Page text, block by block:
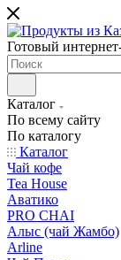
Готовый
Каталог
По всему сайту
По каталогу
Каталог
Чай кофе
Tea House
Аватико
PRO CHAI
Алыс (чай Жамбо)
Arline